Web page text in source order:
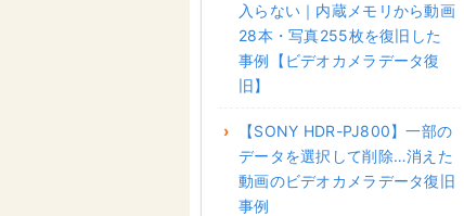
入らない｜内蔵メモリから動画
28本・写真255枚を復旧した
事例【ビデオカメラデータ復
旧】
【SONY HDR-PJ800】一部の
データを選択して削除…消えた
動画のビデオカメラデータ復旧
事例